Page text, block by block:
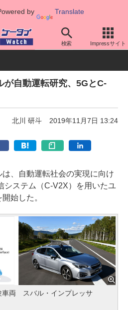
by Translate
検索 Impressサイト
ソフトバンク 5G
が自動運転研究、5GとC-
北川 研斗 2019年11月7日 13:24
、自動運転社会の実現に向け
システム（C-V2X）を用いたユ
始した。
両 スバル・インプレッサ